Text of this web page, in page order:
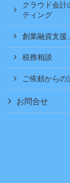
クラウド会計
ティング
創業融資支援
税務相談
ご依頼からの
お問合せ